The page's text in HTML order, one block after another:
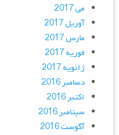
می 2017
آوریل 2017
مارس 2017
فوریه 2017
ژانویه 2017
دسامبر 2016
اکتبر 2016
سپتامبر 2016
آگوست 2016